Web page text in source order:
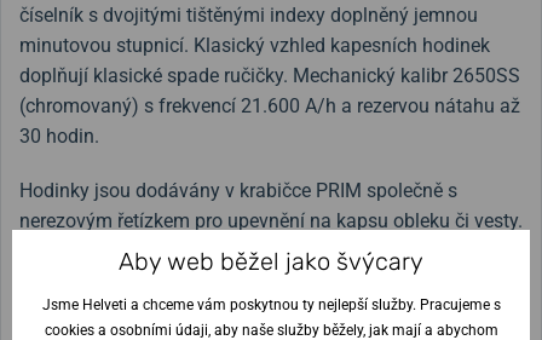
číselník s dvojitými tištěnými indexy doplněný jemnou
minutovou stupnicí. Klasický vzhled kapesních hodinek
doplňují klasické spade ručičky. Mechanický kalibr 2650SS
(chromovaný) s frekvencí 21.600 A/h a rezervou nátahu až
30 hodin.
Hodinky jsou dodávány v krabičce PRIM společně s
nerezovým řetízkem pro upevnění na kapsu obleku či vesty.
Kapesní hodinky doporučujeme servisovat minimálně 1 za
dva roky a nosit v pouzdře na kapesní hodinky!
Aby web běžel jako švýcary
Jsme Helveti a chceme vám poskytnou ty nejlepší služby. Pracujeme s
cookies a osobními údaji, aby naše služby běžely, jak mají a abychom